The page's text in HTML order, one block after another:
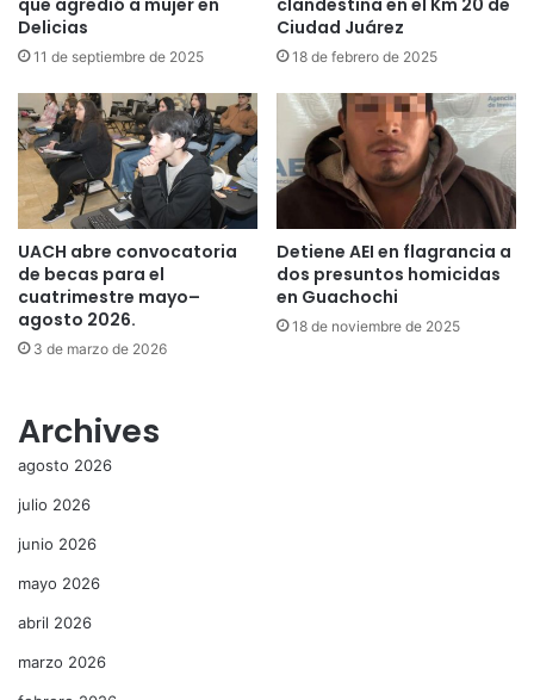
que agredió a mujer en
Delicias
11 de septiembre de 2025
clandestina en el Km 20 de
Ciudad Juárez
18 de febrero de 2025
UACH abre convocatoria
de becas para el
cuatrimestre mayo–
agosto 2026.
3 de marzo de 2026
Detiene AEI en flagrancia a
dos presuntos homicidas
en Guachochi
18 de noviembre de 2025
Archives
agosto 2026
julio 2026
junio 2026
mayo 2026
abril 2026
marzo 2026